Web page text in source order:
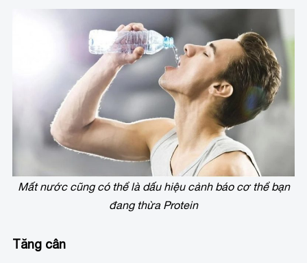
Mất nước cũng có thể là dấu hiệu cảnh báo cơ thể bạn
đang thừa Protein
Tăng cân